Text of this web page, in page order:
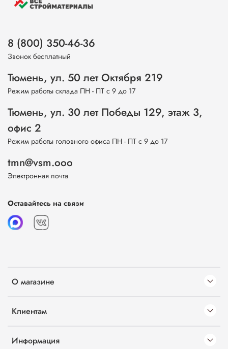
О магазине
Клиентам
Информация
8 (800) 350-46-36
Звонок бесплатный
Тюмень, ул. 50 лет Октября 219
Режим работы склада ПН - ПТ с 9 до 17
Тюмень, ул. 30 лет Победы 129, этаж 3,
офис 2
Режим работы головного офиса ПН - ПТ с 9 до 17
tmn@vsm.ooo
Электронная почта
Оставайтесь на связи